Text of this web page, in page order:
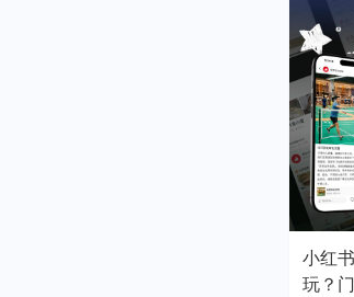
小红
玩？